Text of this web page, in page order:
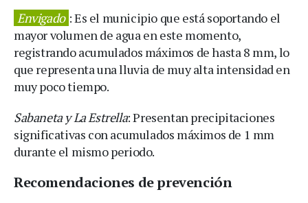
Envigado : Es el municipio que está soportando el
mayor volumen de agua en este momento,
registrando acumulados máximos de hasta 8 mm, lo
que representa una lluvia de muy alta intensidad en
muy poco tiempo.
Sabaneta y La Estrella: Presentan precipitaciones
significativas con acumulados máximos de 1 mm
durante el mismo periodo.
Recomendaciones de prevención